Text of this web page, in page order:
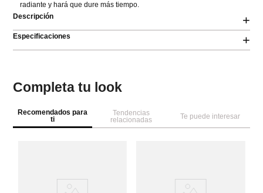
radiante y hará que dure más tiempo.
Descripción
+
Especificaciones +
Completa tu look
Recomendados para
ti
Tendencias
relacionadas
Te puede interesar